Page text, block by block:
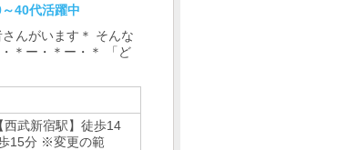
40代活躍中
んがいます＊ そんな
＊ー・＊ー・＊ 「ど
武新宿駅】徒歩14
15分 ※変更の範